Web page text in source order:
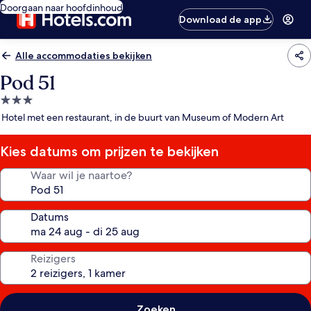
Doorgaan naar hoofdinhoud
Download de app
Alle accommodaties bekijken
Pod 51
3.0-
sterrenaccommodatie
Hotel met een restaurant, in de buurt van Museum of Modern Art
Kies datums om prijzen te bekijken
Waar wil je naartoe?
Datums
Reizigers